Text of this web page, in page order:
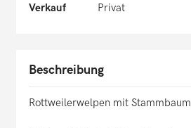
Verkauf
Privat
Beschreibung
Rottweilerwelpen mit Stammbaum